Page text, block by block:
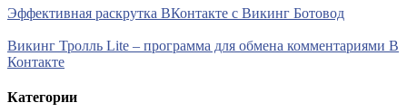
Эффективная раскрутка ВКонтакте с Викинг Ботовод
Викинг Тролль Lite – программа для обмена комментариями В
Контакте
Категории